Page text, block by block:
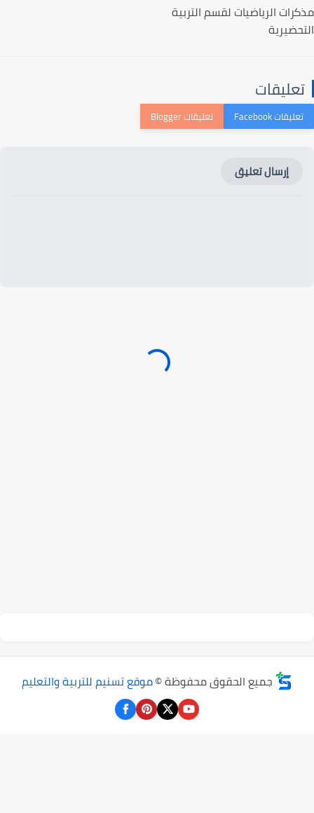
الرياضيات لقسم التربية
إرسال تعليق
جميع الحقوق محفوظة ©موقع تسنيم للتربية والتعليم